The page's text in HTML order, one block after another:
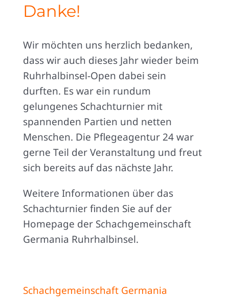
Danke!
Wir möchten uns herzlich bedanken,
dass wir auch dieses Jahr wieder beim
Ruhrhalbinsel-Open dabei sein
durften. Es war ein rundum
gelungenes Schachturnier mit
spannenden Partien und netten
Menschen. Die Pflegeagentur 24 war
gerne Teil der Veranstaltung und freut
sich bereits auf das nächste Jahr.
Weitere Informationen über das
Schachturnier finden Sie auf der
Homepage der Schachgemeinschaft
Germania Ruhrhalbinsel.
Schachgemeinschaft Germania